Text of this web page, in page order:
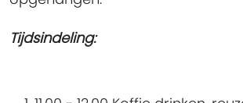
Tijdsindeling: